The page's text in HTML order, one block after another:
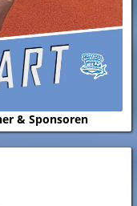
& Sponsoren